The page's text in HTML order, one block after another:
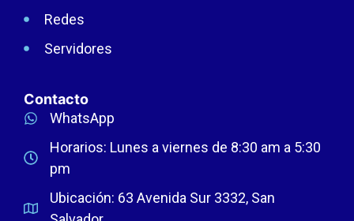
Redes
Servidores
Contacto
WhatsApp
Horarios: Lunes a viernes de 8:30 am a 5:30
pm
Ubicación: 63 Avenida Sur 3332, San